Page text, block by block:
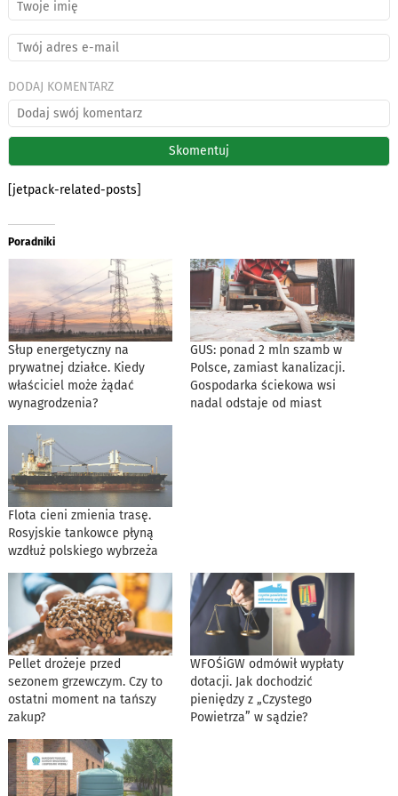
DODAJ KOMENTARZ
[jetpack-related-posts]
Poradniki
Słup energetyczny na
prywatnej działce. Kiedy
właściciel może żądać
wynagrodzenia?
GUS: ponad 2 mln szamb w
Polsce, zamiast kanalizacji.
Gospodarka ściekowa wsi
nadal odstaje od miast
Flota cieni zmienia trasę.
Rosyjskie tankowce płyną
wzdłuż polskiego wybrzeża
Pellet drożeje przed
sezonem grzewczym. Czy to
ostatni moment na tańszy
zakup?
WFOŚiGW odmówił wypłaty
dotacji. Jak dochodzić
pieniędzy z „Czystego
Powietrza” w sądzie?